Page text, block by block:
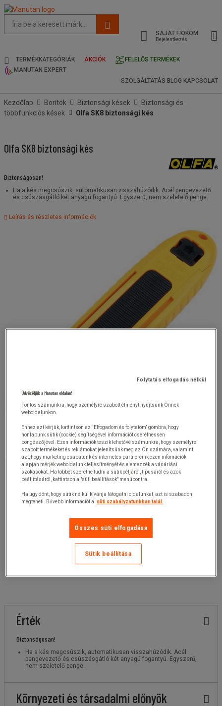
oldal
és
keresési
SAJÁT FIÓKOM
Bejelentkezés
TERMÉKKATEGÓRIÁK AKCIÓK
FELELŐS TERMÉKEK
MANUTAN EXPERT
SZOLGÁLTATÁS BLOG KAPCSOLAT
Kezdőlap Borítók Biztonsági kések
Biztonsági és
többfunkciós kések
Olfa SK8 biztonsági kés
Olfa SK8 biztonsági kés
Biztonságosan!
Ha a kés megcsúszik, automatikusan visszahúzódik. Acél pengevezető
és csúszásgátló két anyagú fogantyú. Egyszerű, nem szeletelő penge.
Leírás és részletes információk
10 430,00 Ft+ÁFA
13 246,10 FtÁFÁ-val
darab
Kosárba
Ajánlatkérés
Érték
Biztonságosan!
Ha a kés megcsúszik, automatikusan visszahúzódik. Acél
pengevezető és csúszásgátló két anyagú fogantyú. Egyszerű,
nem szeletelő penge.
Környezeti és társadalmi előnyök
Folytatás elfogadás nélkül
Üdvözöljük a Manutan oldalán!
Fontos számunkra, hogy személyre szabott élményt nyújtsunk Önnek
weboldalunkon.
Ehhez azt kérjük, kattintson az “Elfogadom és folytatom” gombra, hogy
honlapunk sütik (cookie) segítségével információt cserélhessen
böngészőjével. Ezen információk teszik lehetővé számunkra, hogy személyre
szabott termékeket és reklámokat jelenítsünk meg az Ön számára, valamint
azt, hogy marketing csapatunk és internetes partnereink ezen infomációk
alapján mérjék weboldalunk teljesítményét és elemezzék a vásárlási
szokásokat. Ha többet szeretne tudni a sütik céljáról, típusáról és azok
beállításáról, kattintson a "süti beállítások" menüpontra.
Ha úgy dönt, hogy sütik nélkül kívánja látogatni oldalunkat, azt is szabadon
megteheti. Bővebb információt a
süti szabályzatunkban talál.
Összes süti elfogadása
Sütik beállítása